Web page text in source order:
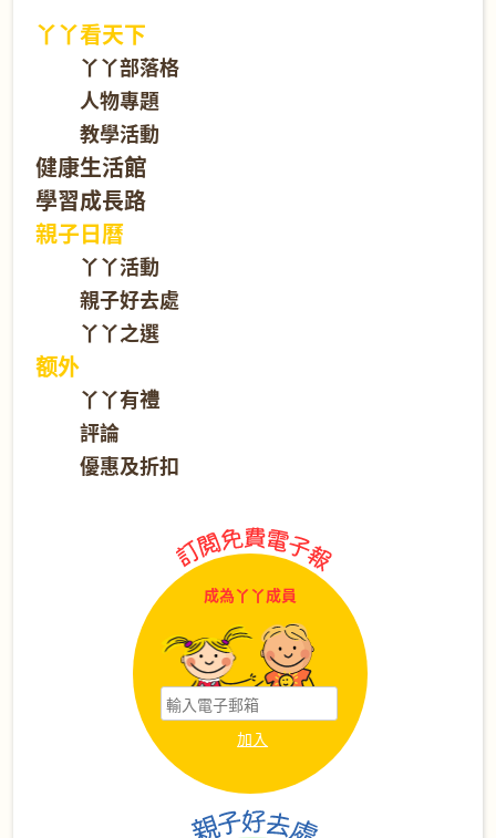
丫丫看天下
丫丫部落格
人物專題
教學活動
健康生活館
學習成長路
親子日曆
丫丫活動
親子好去處
丫丫之選
额外
丫丫有禮
評論
優惠及折扣
成為丫丫成員